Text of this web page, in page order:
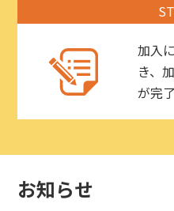
加入
き、
が完
お知らせ